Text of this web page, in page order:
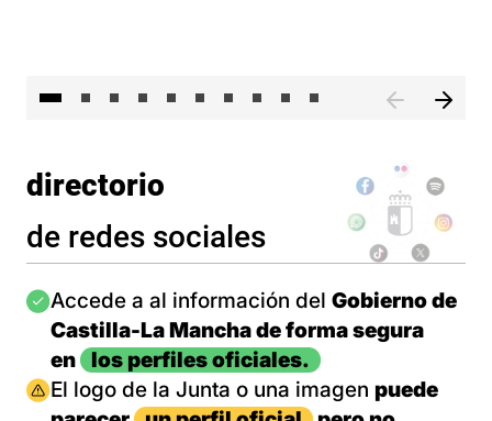
directorio
de redes sociales
Imagen
Accede a al información del Gobierno de
Castilla-La Mancha de forma segura
en
los perfiles oficiales.
Imagen
El logo de la Junta o una imagen puede